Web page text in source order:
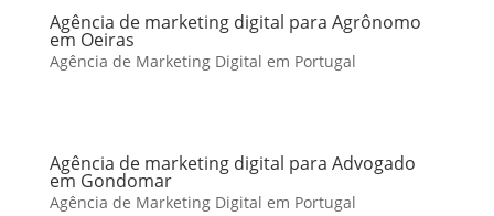
Agência de marketing digital para Agrônomo
em Oeiras
Agência de Marketing Digital em Portugal
Agência de marketing digital para Advogado
em Gondomar
Agência de Marketing Digital em Portugal